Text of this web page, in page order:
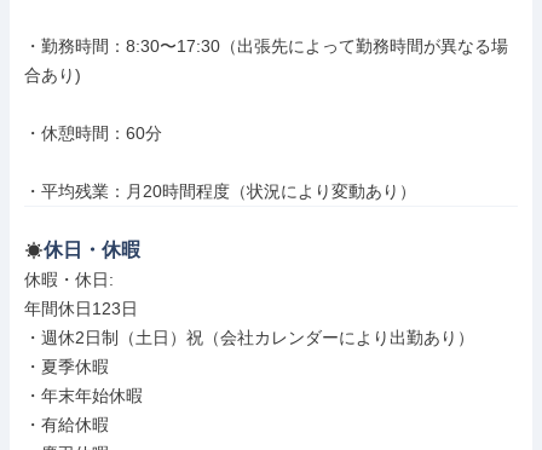
・勤務時間：8:30〜17:30（出張先によって勤務時間が異なる場
合あり)
・休憩時間：60分
・平均残業：月20時間程度（状況により変動あり）
休日・休暇
休暇・休日:
年間休日123日
・週休2日制（土日）祝（会社カレンダーにより出勤あり）
・夏季休暇
・年末年始休暇
・有給休暇